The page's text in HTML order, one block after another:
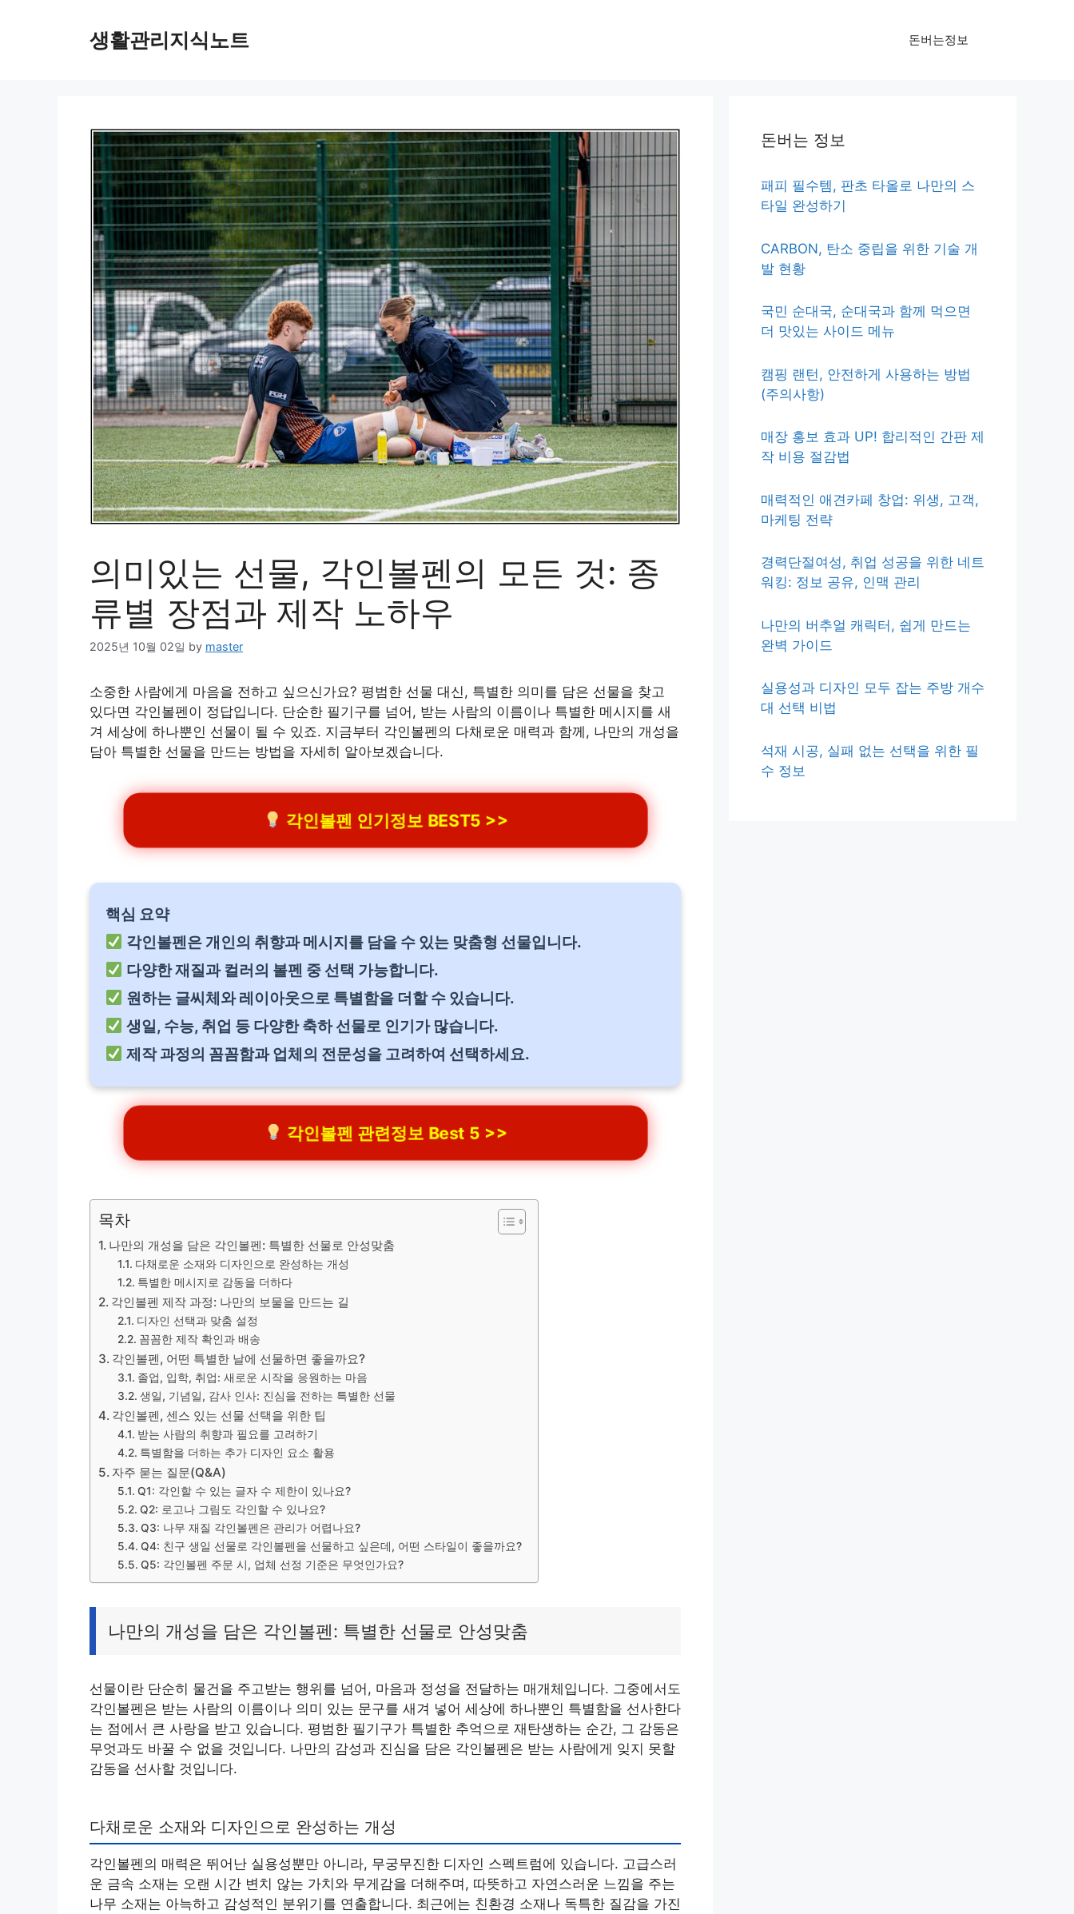
생활관리지식노트 돈버는정보
의미있는 선물, 각인볼펜의 모든 것: 종
류별 장점과 제작 노하우
2025년 10월 02일 by master
소중한 사람에게 마음을 전하고 싶으신가요? 평범한 선물 대신, 특별한 의미를 담은 선물을 찾고
있다면 각인볼펜이 정답입니다. 단순한 필기구를 넘어, 받는 사람의 이름이나 특별한 메시지를 새
겨 세상에 하나뿐인 선물이 될 수 있죠. 지금부터 각인볼펜의 다채로운 매력과 함께, 나만의 개성을
담아 특별한 선물을 만드는 방법을 자세히 알아보겠습니다.
각인볼펜 인기정보 BEST5 >>
핵심 요약
각인볼펜은 개인의 취향과 메시지를 담을 수 있는 맞춤형 선물입니다.
다양한 재질과 컬러의 볼펜 중 선택 가능합니다.
원하는 글씨체와 레이아웃으로 특별함을 더할 수 있습니다.
생일, 수능, 취업 등 다양한 축하 선물로 인기가 많습니다.
제작 과정의 꼼꼼함과 업체의 전문성을 고려하여 선택하세요.
각인볼펜 관련정보 Best 5 >>
목차
나만의 개성을 담은 각인볼펜: 특별한 선물로 안성맞춤
다채로운 소재와 디자인으로 완성하는 개성
특별한 메시지로 감동을 더하다
각인볼펜 제작 과정: 나만의 보물을 만드는 길
디자인 선택과 맞춤 설정
꼼꼼한 제작 확인과 배송
각인볼펜, 어떤 특별한 날에 선물하면 좋을까요?
졸업, 입학, 취업: 새로운 시작을 응원하는 마음
생일, 기념일, 감사 인사: 진심을 전하는 특별한 선물
각인볼펜, 센스 있는 선물 선택을 위한 팁
받는 사람의 취향과 필요를 고려하기
특별함을 더하는 추가 디자인 요소 활용
자주 묻는 질문(Q&A)
Q1: 각인할 수 있는 글자 수 제한이 있나요?
Q2: 로고나 그림도 각인할 수 있나요?
Q3: 나무 재질 각인볼펜은 관리가 어렵나요?
Q4: 친구 생일 선물로 각인볼펜을 선물하고 싶은데, 어떤 스타일이 좋을까요?
Q5: 각인볼펜 주문 시, 업체 선정 기준은 무엇인가요?
나만의 개성을 담은 각인볼펜: 특별한 선물로 안성맞춤
선물이란 단순히 물건을 주고받는 행위를 넘어, 마음과 정성을 전달하는 매개체입니다. 그중에서도
각인볼펜은 받는 사람의 이름이나 의미 있는 문구를 새겨 넣어 세상에 하나뿐인 특별함을 선사한다
는 점에서 큰 사랑을 받고 있습니다. 평범한 필기구가 특별한 추억으로 재탄생하는 순간, 그 감동은
무엇과도 바꿀 수 없을 것입니다. 나만의 감성과 진심을 담은 각인볼펜은 받는 사람에게 잊지 못할
감동을 선사할 것입니다.
다채로운 소재와 디자인으로 완성하는 개성
각인볼펜의 매력은 뛰어난 실용성뿐만 아니라, 무궁무진한 디자인 스펙트럼에 있습니다. 고급스러
운 금속 소재는 오랜 시간 변치 않는 가치와 무게감을 더해주며, 따뜻하고 자연스러운 느낌을 주는
나무 소재는 아늑하고 감성적인 분위기를 연출합니다. 최근에는 친환경 소재나 독특한 질감을 가진
돈버는 정보
패피 필수템, 판초 타올로 나만의 스
타일 완성하기
CARBON, 탄소 중립을 위한 기술 개
발 현황
국민 순대국, 순대국과 함께 먹으면
더 맛있는 사이드 메뉴
캠핑 랜턴, 안전하게 사용하는 방법
(주의사항)
매장 홍보 효과 UP! 합리적인 간판 제
작 비용 절감법
매력적인 애견카페 창업: 위생, 고객,
마케팅 전략
경력단절여성, 취업 성공을 위한 네트
워킹: 정보 공유, 인맥 관리
나만의 버추얼 캐릭터, 쉽게 만드는
완벽 가이드
실용성과 디자인 모두 잡는 주방 개수
대 선택 비법
석재 시공, 실패 없는 선택을 위한 필
수 정보